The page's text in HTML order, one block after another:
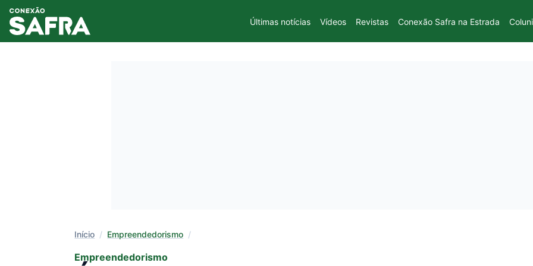
Últimas notícias Vídeos Revistas Conexão Safra na Estrada
Início / Empreendedorismo /
Empreendedorismo